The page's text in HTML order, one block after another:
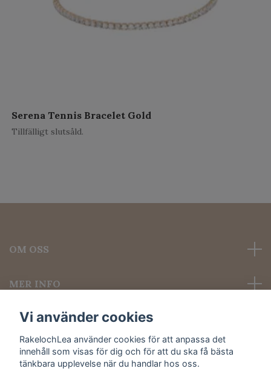
Serena Tennis Bracelet Gold
Tillfälligt slutsåld.
OM OSS
MER INFO
Sociala medier
Vi använder cookies
RakelochLea använder cookies för att anpassa det
innehåll som visas för dig och för att du ska få bästa
tänkbara upplevelse när du handlar hos oss.